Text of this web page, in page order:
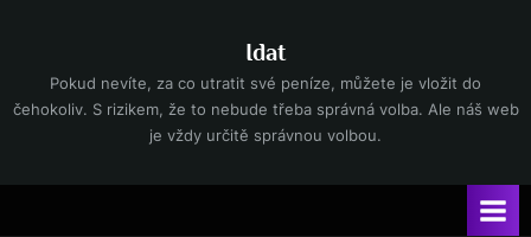
content
Idat
Pokud nevíte, za co utratit své peníze, můžete je vložit do
čehokoliv. S rizikem, že to nebude třeba správná volba. Ale náš web
je vždy určitě správnou volbou.